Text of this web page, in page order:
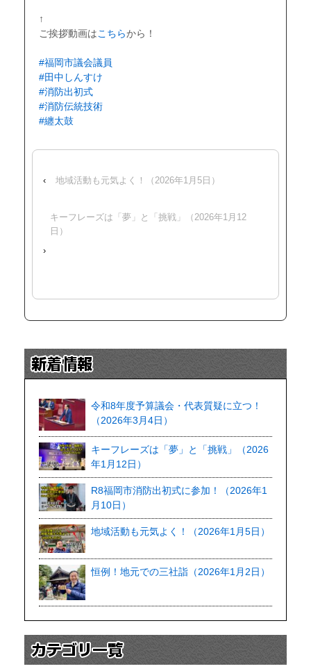
↑
ご挨拶動画はこちらから！
#福岡市議会議員
#田中しんすけ
#消防出初式
#消防伝統技術
#纏太鼓
‹ 地域活動も元気よく！（2026年1月5日）
キーフレーズは「夢」と「挑戦」（2026年1月12
日）
›
令和8年度予算議会・代表質疑に立つ！
（2026年3月4日）
キーフレーズは「夢」と「挑戦」（2026
年1月12日）
R8福岡市消防出初式に参加！（2026年1
月10日）
地域活動も元気よく！（2026年1月5日）
恒例！地元での三社詣（2026年1月2日）